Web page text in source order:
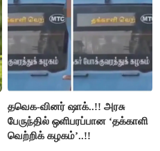
தவெக-வினர் ஷாக்..!! அரசு
பேருந்தில் ஒளிபரப்பான ‘தக்காளி
வெற்றிக் கழகம்’..!!